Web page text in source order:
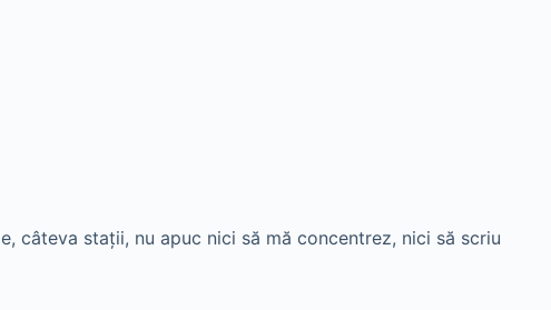
câteva staţii, nu apuc nici să mă concentrez, nici să scriu